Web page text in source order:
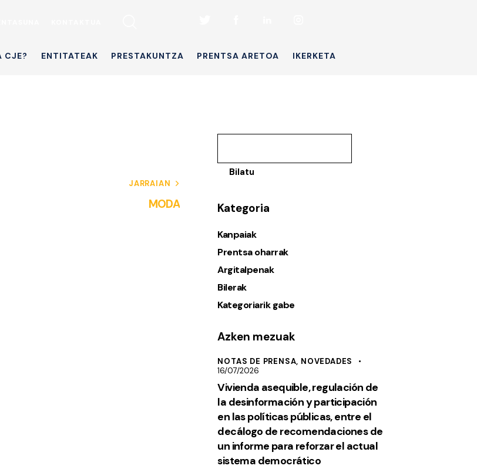
CJE? ENTITATEAK PRESTAKUNTZA PRENTSA ARETOA IKERKETA
JARRAIAN
MODA
Bilatu
Kategoria
Kanpaiak
Prentsa oharrak
Argitalpenak
Bilerak
Kategoriarik gabe
Azken mezuak
NOTAS DE PRENSA, NOVEDADES
16/07/2026
Vivienda asequible, regulación de
la desinformación y participación
en las políticas públicas, entre el
decálogo de recomendaciones de
un informe para reforzar el actual
sistema democrático